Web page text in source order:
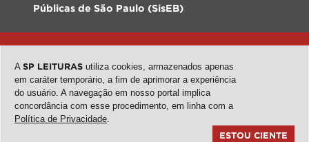
Públicas de São Paulo (SisEB)
QubeDesign
| Arte: Passarim db
topo
A SP LEITURAS utiliza cookies, armazenados apenas
em caráter temporário, a fim de aprimorar a experiência
do usuário. A navegação em nosso portal implica
concordância com esse procedimento, em linha com a
Política de Privacidade.
ESTOU CIENTE